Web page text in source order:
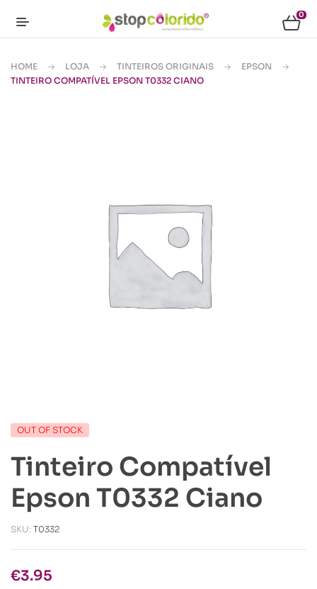
0
HOME LOJA TINTEIROS ORIGINAIS
EPSON
TINTEIRO COMPATÍVEL EPSON T0332 CIANO
OUT OF STOCK
Tinteiro Compatível
Epson T0332 Ciano
SKU: T0332
€3.95